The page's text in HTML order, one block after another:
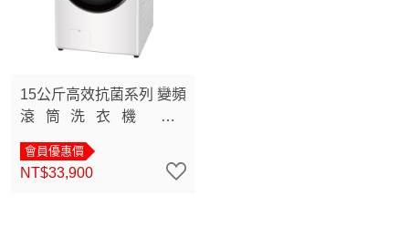
15公斤高效抗菌系列 變頻
滾筒洗衣機 NA-
會員優惠價
NT$33,900